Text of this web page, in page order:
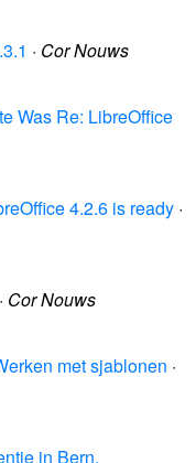
· Cor Nouws
Was Re: LibreOffice
4.2.6 is ready ·
· Cor Nouws
met sjablonen ·
in Bern,